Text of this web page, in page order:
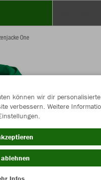
One
können wir dir personalisierte
verbessern. Weitere